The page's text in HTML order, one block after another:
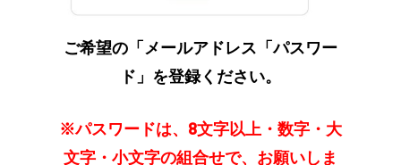
ご希望の「メールアドレス「パスワー
ド」を登録ください。
※パスワードは、8文字以上・数字・大
文字・小文字の組合せで、お願いしま